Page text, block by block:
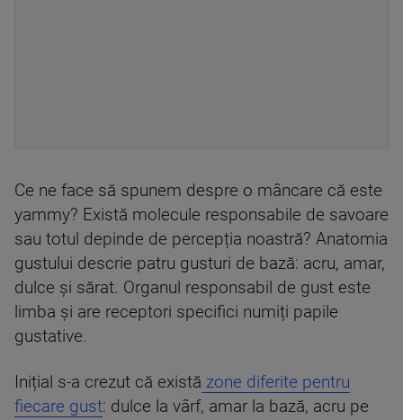
Ce ne face să spunem despre o mâncare că este
yammy? Există molecule responsabile de savoare
sau totul depinde de percepția noastră? Anatomia
gustului descrie patru gusturi de bază: acru, amar,
dulce și sărat. Organul responsabil de gust este
limba și are receptori specifici numiți papile
gustative.
Inițial s-a crezut că există zone diferite pentru
fiecare gust: dulce la vârf, amar la bază, acru pe